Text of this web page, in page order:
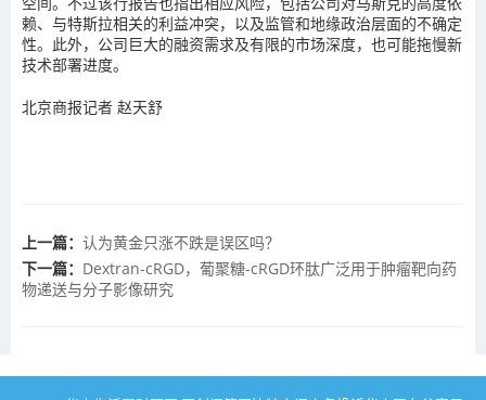
赖、与特斯拉相关的利益冲突，以及监管和地缘政治层面的不确定
性。此外，公司巨大的融资需求及有限的市场深度，也可能拖慢新
技术部署进度。
北京商报记者 赵天舒
上一篇： 认为黄金只涨不跌是误区吗？
下一篇： Dextran-cRGD，葡聚糖-cRGD环肽广泛用于肿瘤靶向药
物递送与分子影像研究